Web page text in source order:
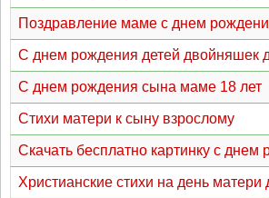
Поздравление маме с днем
С днем рождения детей двойняшек
С днем рождения сына маме 18 лет
Стихи матери к сыну взрослому
Скачать бесплатно картинку с
Христианские стихи на день матери